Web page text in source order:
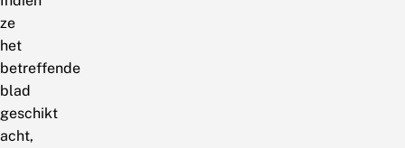
ze
het
betreffende
blad
geschikt
acht,